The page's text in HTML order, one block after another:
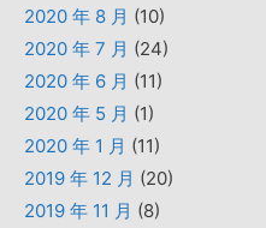
2020 年 8 月 (10)
2020 年 7 月 (24)
2020 年 6 月 (11)
2020 年 5 月 (1)
2020 年 1 月 (11)
2019 年 12 月 (20)
2019 年 11 月 (8)